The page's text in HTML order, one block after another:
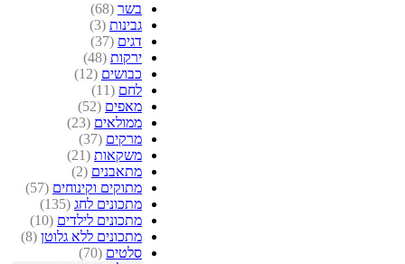
בשר (68)
גבינות (3)
דגים (37)
ירקות (48)
כבושים (12)
לחם (11)
מאפים (52)
ממולאים (23)
מרקים (37)
משקאות (21)
מתאבנים (2)
מתוקים וקינוחים (57)
מתכונים לחג (135)
מתכונים לילדים (10)
מתכונים ללא גלוטן (8)
סלטים (70)